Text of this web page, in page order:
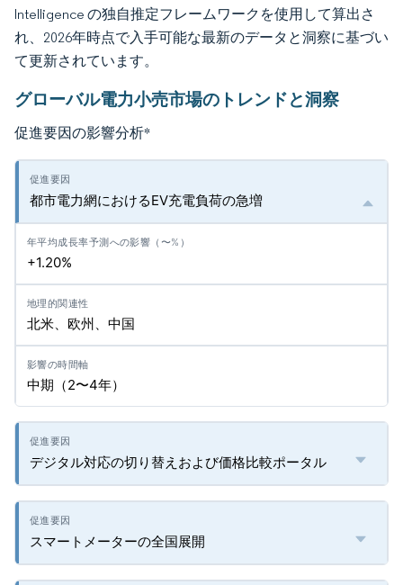
Intelligence の独自推定フレームワークを使用して算出さ
れ、2026年時点で入手可能な最新のデータと洞察に基づい
て更新されています。
グローバル電力小売市場のトレンドと洞察
促進要因の影響分析*
都市電力網におけるEV充電負荷の急増
+1.20%
北米、欧州、中国
中期（2〜4年）
デジタル対応の切り替えおよび価格比較ポータル
スマートメーターの全国展開